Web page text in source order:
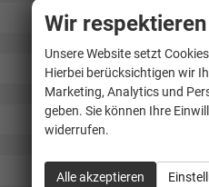
Wir
Unsere Website setzt
Hierbei berücksichtigen wir
Marketing, Analytics und
geben. Sie können Ihre
widerrufen.
Alle akzeptieren